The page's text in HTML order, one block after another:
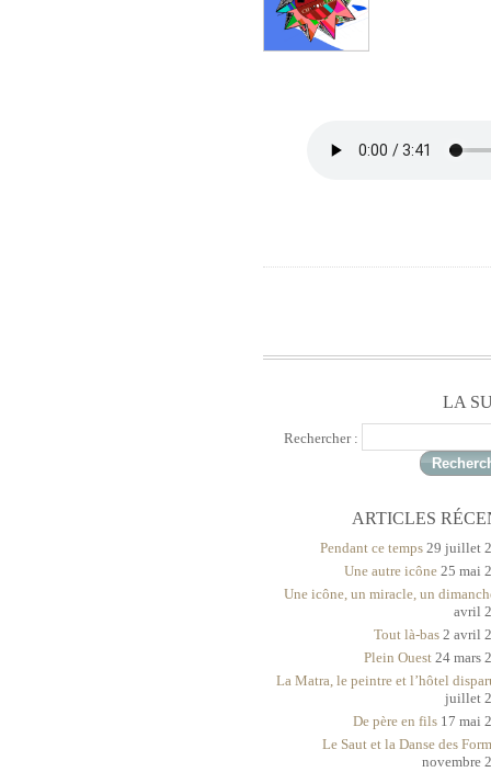
LA
Rechercher :
ARTICLES
Pendant ce temps 29 juillet
Une autre icône 25 mai
Une icône, un miracle, un
avril
Tout là-bas 2 avril
Plein Ouest 24 mars
La Matra, le peintre et l’hôtel
juillet
De père en fils 17 mai
Le Saut et la Danse des
novembre